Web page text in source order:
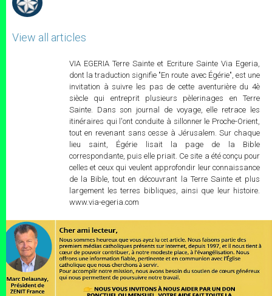
View all articles
VIA EGERIA Terre Sainte et Ecriture Sainte Via Egeria,
dont la traduction signifie "En route avec Égérie", est une
invitation à suivre les pas de cette aventurière du 4è
siècle qui entreprit plusieurs pèlerinages en Terre
Sainte. Dans son journal de voyage, elle retrace les
itinéraires qui l'ont conduite à sillonner le Proche-Orient,
tout en revenant sans cesse à Jérusalem. Sur chaque
lieu saint, Égérie lisait la page de la Bible
correspondante, puis elle priait. Ce site a été conçu pour
celles et ceux qui veulent approfondir leur connaissance
de la Bible, tout en découvrant la Terre Sainte et plus
largement les terres bibliques, ainsi que leur histoire.
www.via-egeria.com